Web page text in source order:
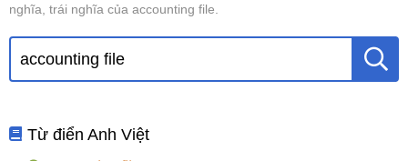
nghĩa, trái nghĩa của accounting file.
Từ điển Anh Việt